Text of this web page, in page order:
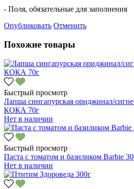
- Поля, обязательные для заполнения
Опубликовать Отменить
Похожие товары
Быстрый просмотр
Лапша сингапурская ориджинал/
КОКА 70г
Нет в наличии
Быстрый просмотр
Паста с томатом и базиликом Barbie
Нет в наличии